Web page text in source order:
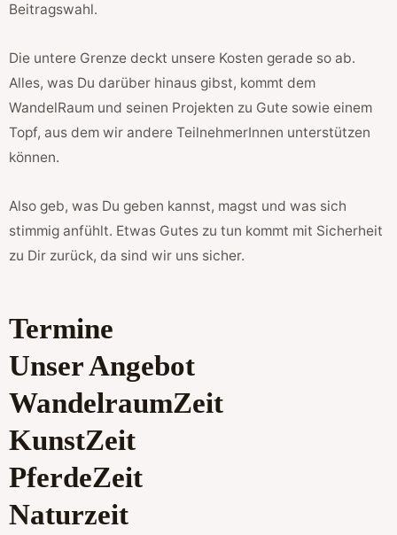
Beitragswahl.
Die untere Grenze deckt unsere Kosten gerade so ab.
Alles, was Du darüber hinaus gibst, kommt dem
WandelRaum und seinen Projekten zu Gute sowie einem
Topf, aus dem wir andere TeilnehmerInnen unterstützen
können.
Also geb, was Du geben kannst, magst und was sich
stimmig anfühlt. Etwas Gutes zu tun kommt mit Sicherheit
zu Dir zurück, da sind wir uns sicher.
Termine
Unser Angebot
WandelraumZeit
KunstZeit
PferdeZeit
Naturzeit